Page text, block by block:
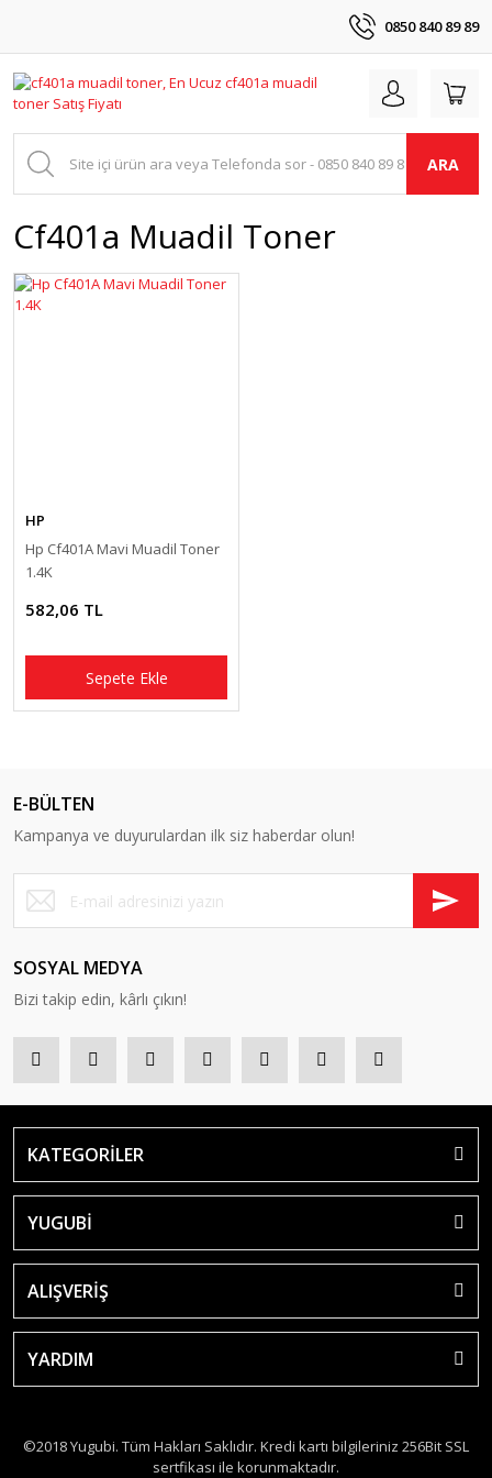
0850 840 89 89
ARA
Cf401a Muadil Toner
HP
Hp Cf401A Mavi Muadil Toner
1.4K
582,06 TL
Sepete Ekle
E-BÜLTEN
Kampanya ve duyurulardan ilk siz haberdar olun!
SOSYAL MEDYA
Bizi takip edin, kârlı çıkın!
KATEGORİLER
YUGUBİ
ALIŞVERİŞ
YARDIM
©2018 Yugubi. Tüm Hakları Saklıdır. Kredi kartı bilgileriniz 256Bit SSL
sertfikası ile korunmaktadır.